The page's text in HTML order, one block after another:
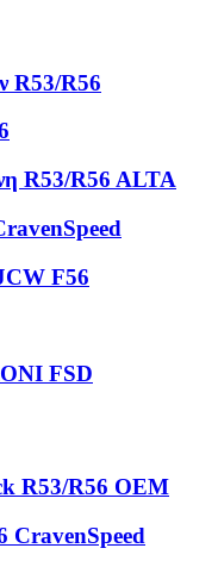
R53/R56
R53/R56 ALTA
F56
FSD
R53/R56 OEM
CravenSpeed